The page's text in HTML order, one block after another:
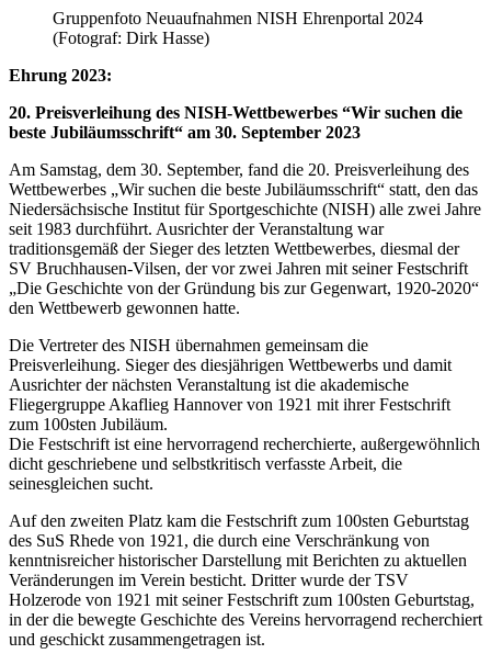
Gruppenfoto Neuaufnahmen NISH Ehrenportal 2024
(Fotograf: Dirk Hasse)
Ehrung 2023:
20. Preisverleihung des NISH-Wettbewerbes “Wir suchen die
beste Jubiläumsschrift“ am 30. September 2023
Am Samstag, dem 30. September, fand die 20. Preisverleihung des
Wettbewerbes „Wir suchen die beste Jubiläumsschrift“ statt, den das
Niedersächsische Institut für Sportgeschichte (NISH) alle zwei Jahre
seit 1983 durchführt. Ausrichter der Veranstaltung war
traditionsgemäß der Sieger des letzten Wettbewerbes, diesmal der
SV Bruchhausen-Vilsen, der vor zwei Jahren mit seiner Festschrift
„Die Geschichte von der Gründung bis zur Gegenwart, 1920-2020“
den Wettbewerb gewonnen hatte.
Die Vertreter des NISH übernahmen gemeinsam die
Preisverleihung. Sieger des diesjährigen Wettbewerbs und damit
Ausrichter der nächsten Veranstaltung ist die akademische
Fliegergruppe Akaflieg Hannover von 1921 mit ihrer Festschrift
zum 100sten Jubiläum.
Die Festschrift ist eine hervorragend recherchierte, außergewöhnlich
dicht geschriebene und selbstkritisch verfasste Arbeit, die
seinesgleichen sucht.
Auf den zweiten Platz kam die Festschrift zum 100sten Geburtstag
des SuS Rhede von 1921, die durch eine Verschränkung von
kenntnisreicher historischer Darstellung mit Berichten zu aktuellen
Veränderungen im Verein besticht. Dritter wurde der TSV
Holzerode von 1921 mit seiner Festschrift zum 100sten Geburtstag,
in der die bewegte Geschichte des Vereins hervorragend recherchiert
und geschickt zusammengetragen ist.